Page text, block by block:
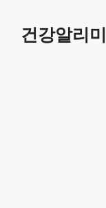
건강알리미